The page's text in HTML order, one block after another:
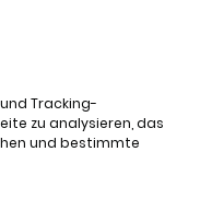
Tracking-
zu analysieren, das
und bestimmte